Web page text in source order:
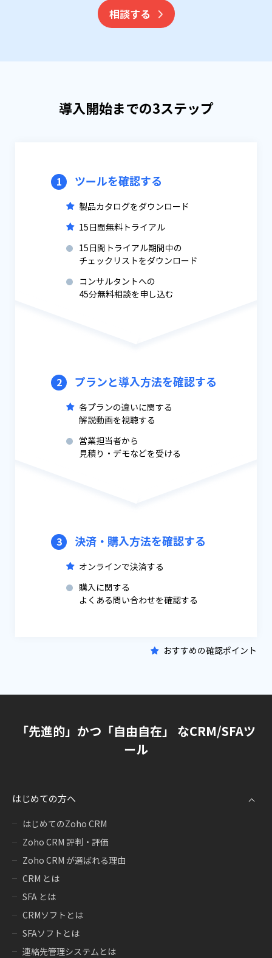
相談する
導入開始までの3ステップ
1 ツールを確認する
製品カタログをダウンロード
15日間無料トライアル
15日間トライアル期間中の
チェックリストをダウンロード
コンサルタントへの
45分無料相談を申し込む
2 プランと導入方法を確認する
各プランの違いに関する
解説動画を視聴する
営業担当者から
見積り・デモなどを受ける
3 決済・購入方法を確認する
オンラインで決済する
購入に関する
よくある問い合わせを確認する
おすすめの確認ポイント
「先進的」かつ「自由自在」 なCRM/SFAツ
ール
はじめての方へ
はじめてのZoho CRM
Zoho CRM 評判・評価
Zoho CRM が選ばれる理由
CRM とは
SFA とは
CRMソフトとは
SFAソフトとは
連絡先管理システムとは